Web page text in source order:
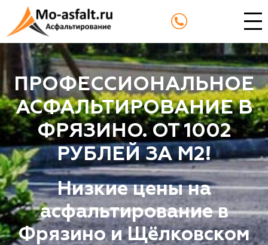
ПРОФЕССИОНАЛЬНОЕ
АСФАЛЬТИРОВАНИЕ В
ФРЯЗИНО. ОТ 1002
РУБЛЕЙ ЗА М2!
Низкие цены на
асфальтирование в
Фрязино и Щёлковском